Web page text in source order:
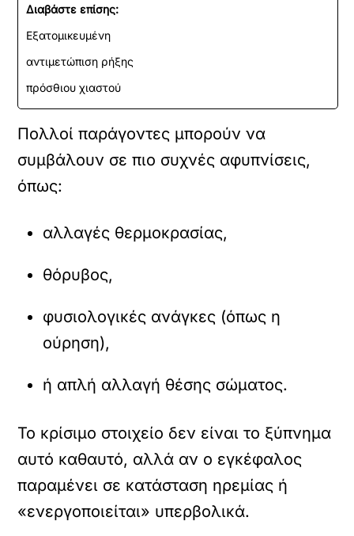
Διαβάστε επίσης:
Εξατομικευμένη
αντιμετώπιση ρήξης
πρόσθιου χιαστού
Πολλοί παράγοντες μπορούν να
συμβάλουν σε πιο συχνές αφυπνίσεις,
όπως:
αλλαγές θερμοκρασίας,
θόρυβος,
φυσιολογικές ανάγκες (όπως η
ούρηση),
ή απλή αλλαγή θέσης σώματος.
Το κρίσιμο στοιχείο δεν είναι το ξύπνημα
αυτό καθαυτό, αλλά αν ο εγκέφαλος
παραμένει σε κατάσταση ηρεμίας ή
«ενεργοποιείται» υπερβολικά.